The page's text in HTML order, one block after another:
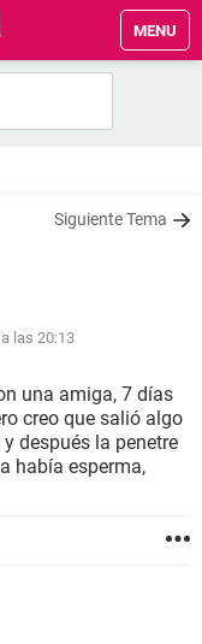
MENU
Siguiente Tema
las 20:13
una amiga, 7 días
creo que salió algo
después la penetre
había esperma,